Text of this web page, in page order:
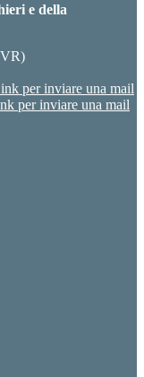
e della
per inviare una mail
per inviare una mail